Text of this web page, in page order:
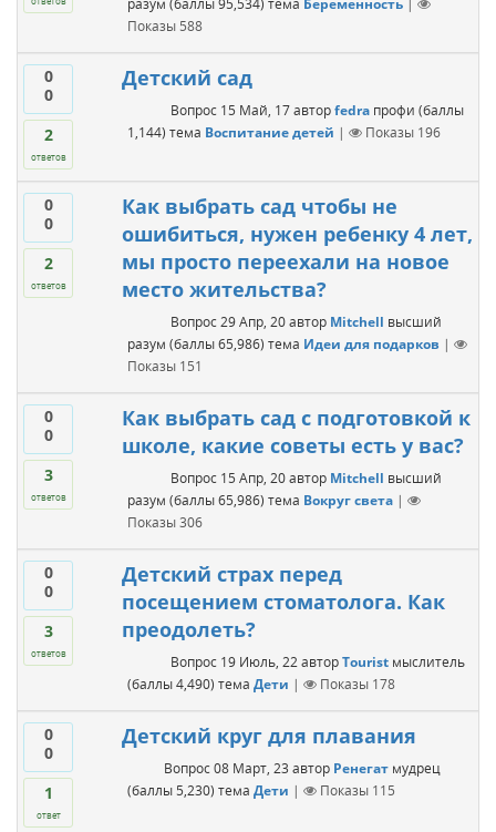
Показы 588
0
0
2
ответов
Детский сад
Вопрос 15 Май, 17 авторfedra профи (баллы
1,144) тема Воспитание детей | Показы 196
0
0
2
ответов
Как выбрать сад чтобы не
ошибиться, нужен ребенку 4 лет,
мы просто переехали на новое
место жительства?
Вопрос 29 Апр, 20 автор Mitchell высший
разум (баллы65,986) тема Идеи для подарков |
Показы 151
0
0
3
ответов
Как выбрать сад с подготовкой к
школе, какие советы есть у вас?
Вопрос 15 Апр, 20 автор Mitchell высший
разум (баллы65,986) тема Вокруг света |
Показы306
0
0
3
ответов
Детский страх перед
посещением стоматолога. Как
преодолеть?
Вопрос 19 Июль, 22 авторTourist мыслитель
(баллы4,490) тема Дети | Показы 178
0
0
1
ответ
Детский круг для плавания
Вопрос 08 Март, 23 автор Ренегат мудрец
(баллы5,230) тема Дети | Показы 115